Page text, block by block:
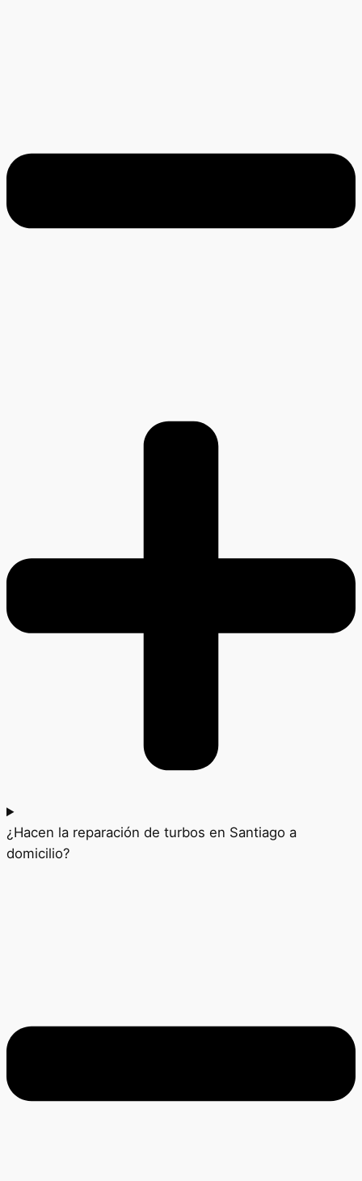
¿Hacen la reparación de turbos en Santiago a
domicilio?